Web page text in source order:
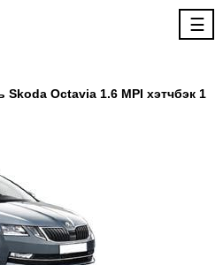
☰
Octavia 1.6 MPI хэтчбэк 1